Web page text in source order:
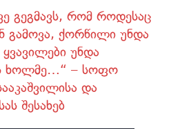
გეგმავს, რომ როდესაც
გამოვა, ქორწილი უნდა
უნდა
ხოლმე…“ – სოფო
და
შესახებ